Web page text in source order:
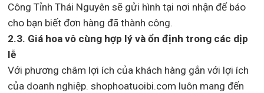
Công Tỉnh Thái Nguyên sẽ gửi hình tại nơi nhận để báo
cho bạn biết đơn hàng đã thành công.
2.3. Giá hoa vô cùng hợp lý và ổn định trong các dịp
lễ
Với phương châm lợi ích của khách hàng gắn với lợi ích
của doanh nghiệp. shophoatuoibi.com luôn mang đến